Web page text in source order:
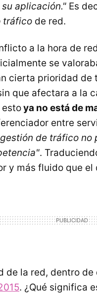
aplicación." Es
tráfico de red.
a la hora de
se
cierta prioridad
que afectara a la
ya no está de
entre
de tráfico
.
y más fluido que el
de la red, dentro
. ¿Qué significa